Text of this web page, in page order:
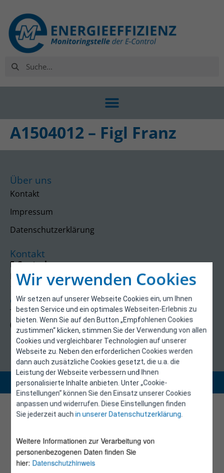
Wir verwenden Cookies
Wir setzen auf unserer Webseite Cookies ein, um Ihnen
besten Service und ein optimales Webseiten-Erlebnis zu
bieten. Wenn Sie auf den Button „Empfohlenen Cookies
zustimmen“ klicken, stimmen Sie der Verwendung von allen
Cookies und vergleichbarer Technologien auf unserer
Webseite zu. Neben den erforderlichen Cookies werden
dann auch zusätzliche Cookies gesetzt, die u.a. die
Leistung der Webseite verbessern und Ihnen
personalisierte Inhalte anbieten. Unter „Cookie-
Einstellungen“ können Sie den Einsatz unserer Cookies
anpassen und widerrufen. Diese Einstellungen finden
Sie jederzeit auchin unserer Datenschutzerklärung.
Weitere Informationen zur Verarbeitung von
personenbezogenen Daten finden Sie
hier: Datenschutzhinweis
A1504012 – Figl Franz
Über uns
Kontakt
Impressum
Datenschutzerklärung
Kontakt
E-Control
Rudolfsplatz 13a
1010 Wien
energieeffizienz@e-control.at
Tel +43 1 5324724
(Mo, Mi-Fr 09:30-12:30 Uhr)
Copyright 2026 © E-Control